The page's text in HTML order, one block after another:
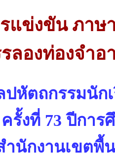
แข่งขัน ภาษ
ลองท่องจำอ
ปหัตถกรรมนัก
รั้งที่ 73 ปีการ
ำนักงานเขตพื้